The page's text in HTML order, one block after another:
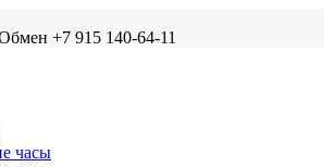
+7 915 140-64-11
часы